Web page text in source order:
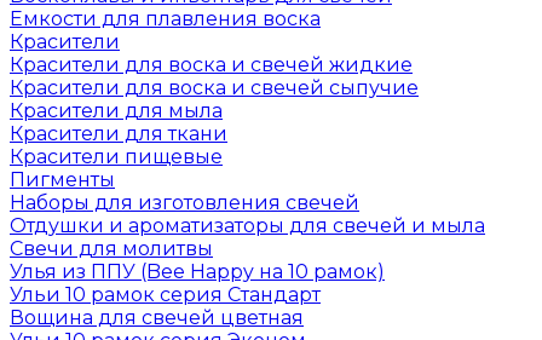
Емкости для плавления воска
Красители
Красители для воска и свечей жидкие
Красители для воска и свечей сыпучие
Красители для мыла
Красители для ткани
Красители пищевые
Пигменты
Наборы для изготовления свечей
Отдушки и ароматизаторы для свечей и мыла
Свечи для молитвы
Улья из ППУ (Bee Happy на 10 рамок)
Ульи 10 рамок серия Стандарт
Вощина для свечей цветная